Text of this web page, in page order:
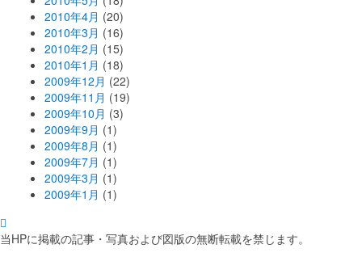
2010年4月 (20)
2010年3月 (16)
2010年2月 (15)
2010年1月 (18)
2009年12月 (22)
2009年11月 (19)
2009年10月 (3)
2009年9月 (1)
2009年8月 (1)
2009年7月 (1)
2009年3月 (1)
2009年1月 (1)
当HPに掲載の記事・写真および図版の無断転載を禁じます。